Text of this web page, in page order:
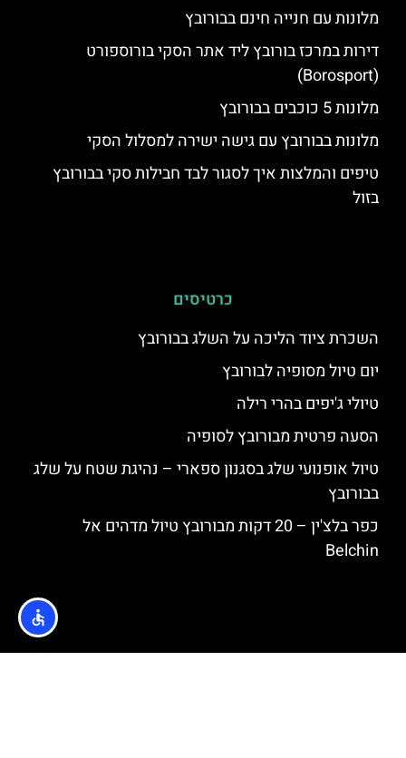
מלונות עם חנייה חינם בבורובץ
דירות במרכז בורובץ ליד אתר הסקי בורוספורט
(Borosport)
מלונות 5 כוכבים בבורובץ
מלונות בבורובץ עם גישה ישירה למסלול הסקי
טיפים והמלצות איך לסגור לבד חבילות סקי בבורובץ
בזול
כרטיסים
השכרת ציוד הליכה על השלג בבורובץ
יום טיול מסופיה לבורובץ
טיולי ג'יפים בהרי רילה
הסעה פרטית מבורובץ לסופיה
טיול אופנועי שלג בסגנון ספארי – נהיגת שטח על שלג
בבורובץ
כפר בלצ'ין – 20 דקות מבורובץ טיול מדהים אל
Belchin